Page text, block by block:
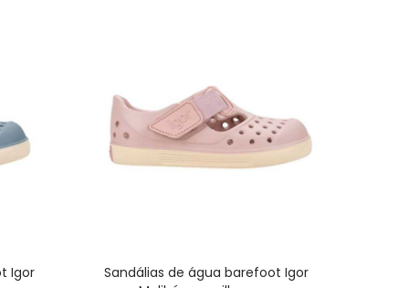
Igor
Sandálias de água barefoot Igor